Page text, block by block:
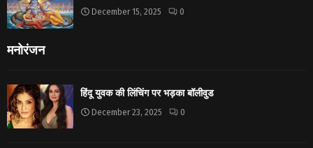
December 15, 2025 0
मनोरंजन
हिंदू युवक की लिंचिंग पर भड़का बॉलीवुड
December 23, 2025 0